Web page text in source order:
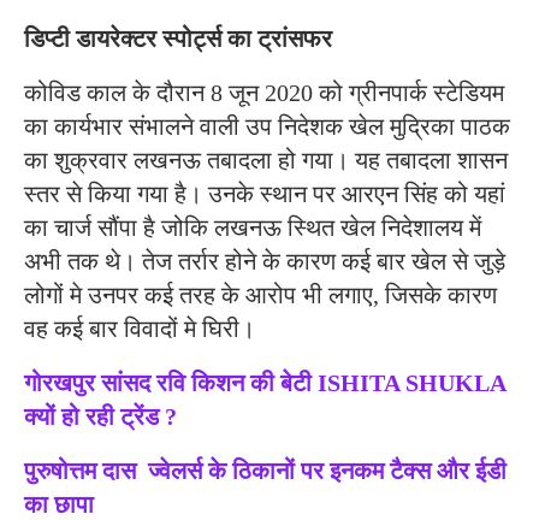
डिप्टी डायरेक्टर स्पोर्ट्स का ट्रांसफर
कोविड काल के दौरान 8 जून 2020 को ग्रीनपार्क स्टेडियम
का कार्यभार संभालने वाली उप निदेशक खेल मुद्रिका पाठक
का शुक्रवार लखनऊ तबादला हो गया। यह तबादला शासन
स्तर से किया गया है। उनके स्थान पर आरएन सिंह को यहां
का चार्ज सौंपा है जोकि लखनऊ स्थित खेल निदेशालय में
अभी तक थे। तेज तर्रार होने के कारण कई बार खेल से जुड़े
लोगों मे उनपर कई तरह के आरोप भी लगाए, जिसके कारण
वह कई बार विवादों मे घिरी।
गोरखपुर सांसद रवि किशन की बेटी ISHITA SHUKLA
क्यों हो रही ट्रेंड ?
पुरुषोत्तम दास ज्वेलर्स के ठिकानों पर इनकम टैक्स और ईडी
का छापा